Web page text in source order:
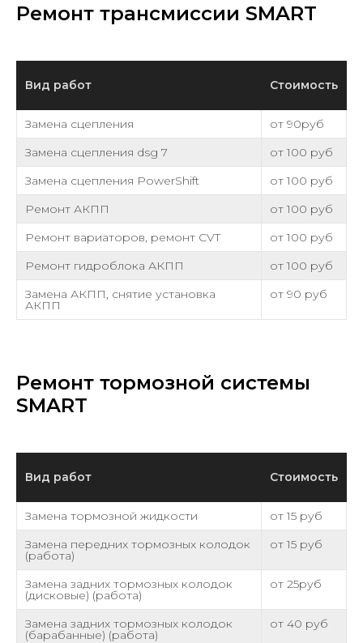
Ремонт трансмиссии SMART
Вид работ Стоимость
Замена сцепления
от 90руб
Замена сцепления dsg 7
от 100 руб
Замена сцепления PowerShift
от 100 руб
Ремонт АКПП
от 100 руб
Ремонт вариаторов, ремонт CVT
от 100 руб
Ремонт гидроблока АКПП
от 100 руб
Замена АКПП, снятие установка
АКПП
от 90 руб
Ремонт тормозной системы
SMART
Вид работ Стоимость
Замена тормозной жидкости
от 15 руб
Замена передних тормозных колодок
(работа)
от 15 руб
Замена задних тормозных колодок
(дисковые) (работа)
от 25руб
Замена задних тормозных колодок
(барабанные) (работа)
от 40 руб